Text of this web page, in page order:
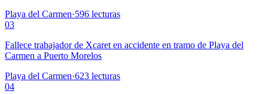
Playa del Carmen·596 lecturas
03
Fallece trabajador de Xcaret en accidente en tramo de Playa del
Carmen a Puerto Morelos
Playa del Carmen·623 lecturas
04